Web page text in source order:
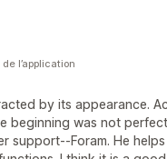
by its appearance.
beginning was not
support--Foram. He
l’application